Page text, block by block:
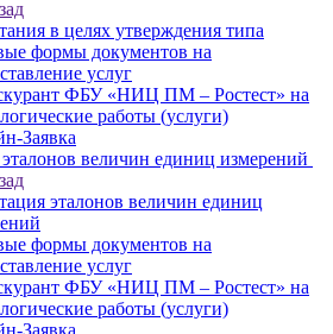
в целях утверждения типа
формы документов на
услуг
ФБУ «НИЦ ПМ – Ростест» на
работы (услуги)
Заявка
эталонов величин единиц измерений
эталонов величин единиц
формы документов на
услуг
ФБУ «НИЦ ПМ – Ростест» на
работы (услуги)
Заявка